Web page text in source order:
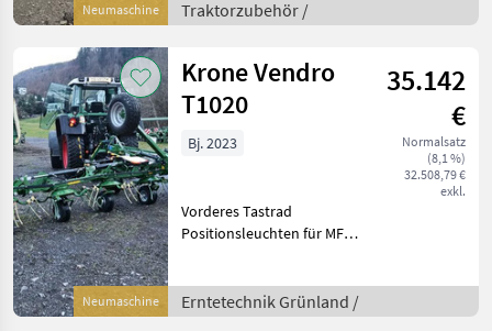
Neumaschine Traktorzubehör /
Neumaschine
Krone Vendro
T1020
35.142
€
Normalsatz
(8,1 %)
32.508,79 €
exkl.
Bj. 2023
Vorderes Tastrad
Positionsleuchten für MFK
Erntetechnik Grünland /